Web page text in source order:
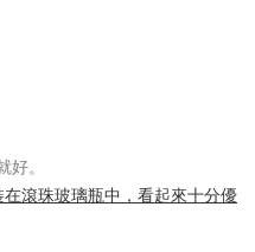
好。
滾珠玻璃瓶中，看起來十分優